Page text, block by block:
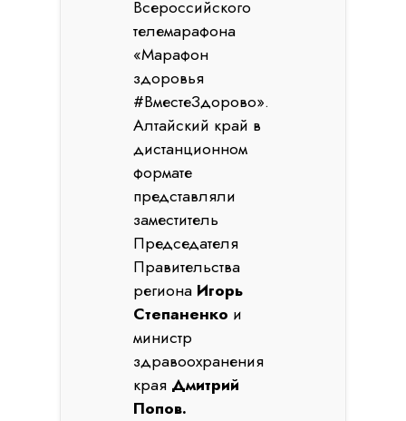
Всероссийского
телемарафона
«Марафон
здоровья
#ВместеЗдорово».
Алтайский край в
дистанционном
формате
представляли
заместитель
Председателя
Правительства
региона Игорь
Степаненко и
министр
здравоохранения
края Дмитрий
Попов.